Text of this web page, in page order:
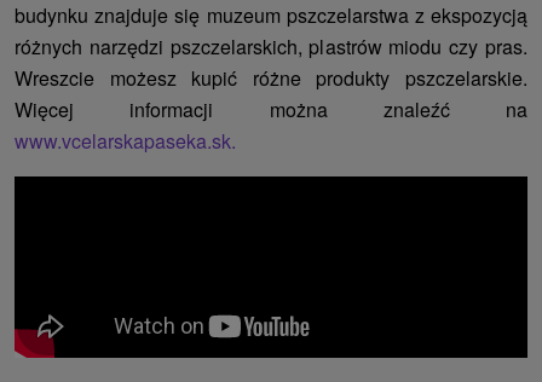
budynku znajduje się muzeum pszczelarstwa z ekspozycją
różnych narzędzi pszczelarskich, plastrów miodu czy pras.
Wreszcie możesz kupić różne produkty pszczelarskie.
Więcej informacji można znaleźć na
www.vcelarskapaseka.sk.